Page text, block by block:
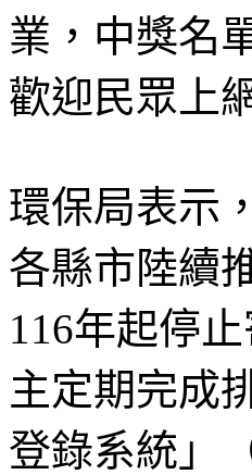
業，中獎名
歡迎民眾上
環保局表示
各縣市陸續
116年起停
主定期完成
登錄系統」